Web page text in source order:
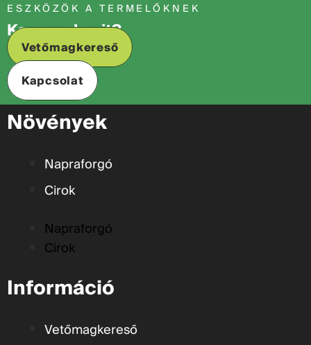
ESZKÖZÖK A TERMELŐKNEK
Keres valamit?
Vetőmagkereső
Kapcsolat
Növények
Napraforgó
Cirok
Napraforgó
Cirok
Információ
Vetőmagkereső